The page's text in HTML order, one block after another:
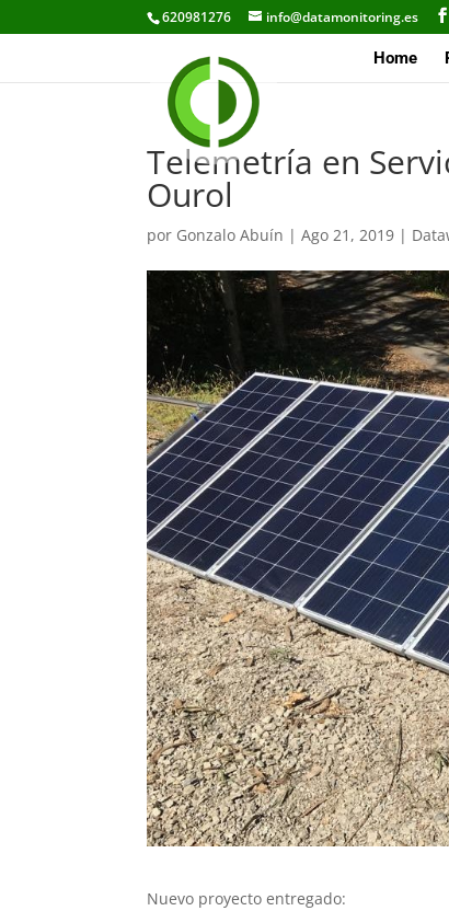
620981276 info@datamonitoring.es
Home
Telemetría en
Ourol
por Gonzalo Abuín |Ago 21, 2019 |
Nuevo proyecto entregado: